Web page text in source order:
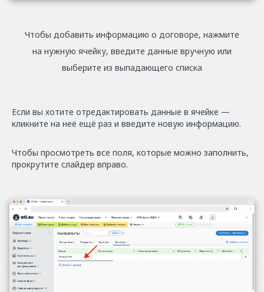
Чтобы добавить информацию о договоре, нажмите
на нужную ячейку, введите данные вручную или
выберите из выпадающего списка
Если вы хотите отредактировать данные в ячейке —
кликните на неё ещё раз и введите новую информацию.
Чтобы просмотреть все поля, которые можно заполнить,
прокрутите слайдер вправо.